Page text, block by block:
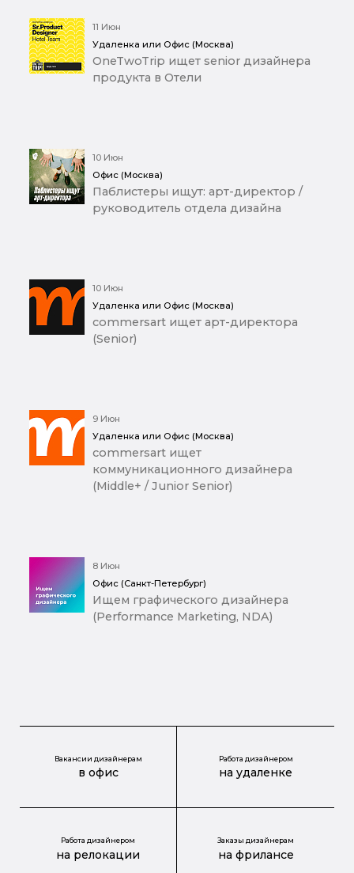
11 Июн
Удаленка или Офис (Москва)
OneTwoTrip ищет senior дизайнера
продукта в Отели
10 Июн
Офис (Москва)
Паблистеры ищут: арт-директор /
руководитель отдела дизайна
10 Июн
Удаленка или Офис (Москва)
commersart ищет арт-директора
(Senior)
9 Июн
Удаленка или Офис (Москва)
commersart ищет
коммуникационного дизайнера
(Middle+ / Junior Senior)
8 Июн
Офис (Санкт-Петербург)
Ищем графического дизайнера
(Performance Marketing, NDA)
Вакансии дизайнерам
в офис
Работа дизайнером
на удаленке
Работа дизайнером
на релокации
Заказы дизайнерам
на фрилансе